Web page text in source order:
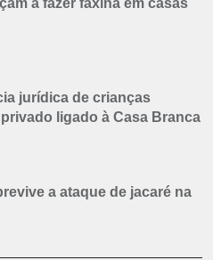
a fazer faxina em casas
jurídica de crianças
ligado à Casa Branca
a ataque de jacaré na